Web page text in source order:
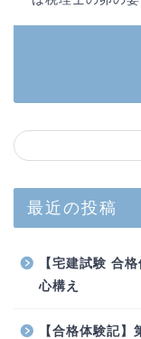
最近の投稿
【宅建試験 合
心構え
【合格体験記